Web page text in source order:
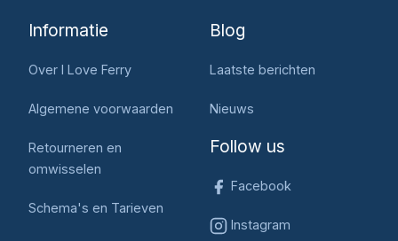
Informatie
Over I Love Ferry
Algemene voorwaarden
Retourneren en
omwisselen
Schema's en Tarieven
Blog
Laatste berichten
Nieuws
Follow us
Facebook
Instagram